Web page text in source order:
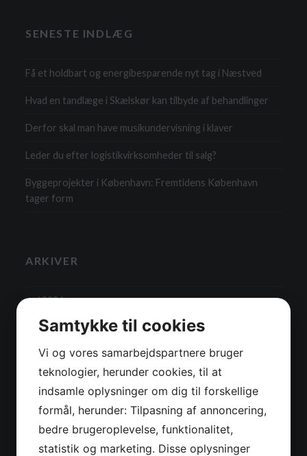
SENESTE INDLÆG
Få et holdbart og energibesparende nyt tag i Næstved
Hvad en tandlæge i Skælskør kan tilbyde af behandlinger
Derfor skal man have musikundervisning i klaver
Leder du efter logistikvirksomheder til salg?
Byggeprojekter i København: Fremtidens København
tager form
ARKIVER
maj 2026
juli 2023
april 2023
februar 2023
januar 2023
december 2022
Samtykke til cookies
Vi og vores samarbejdspartnere bruger
teknologier, herunder cookies, til at
indsamle oplysninger om dig til forskellige
formål, herunder: Tilpasning af annoncering,
bedre brugeroplevelse, funktionalitet,
statistik og marketing. Disse oplysninger